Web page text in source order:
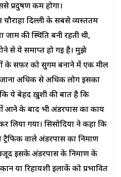
प्रदुषण कम होगा।
दिल्ली के सबसे व्यस्ततम
की स्थिति बनी रहती थी,
से ये समाप्त हो गई है। मुझे
के सफ़र को सुगम बनाने में एक मील
अधिक से अधिक लोग इसका
ये बेहद ख़ुशी की बात है कि
आने के बाद भी अंडरपास का कार्य
लिया गया। सिसोदिया ने कहा कि
वाले अंडरपास का निर्माण
इसके अंडरपास के निर्माण के
या रिहायशी इलाकें को प्रभावित